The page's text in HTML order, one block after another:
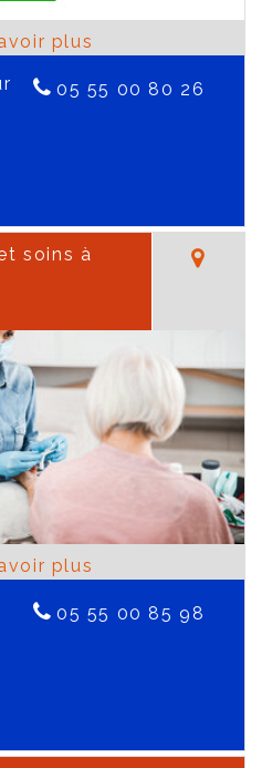
05 55 00 80 26
soins à
05 55 00 85 98